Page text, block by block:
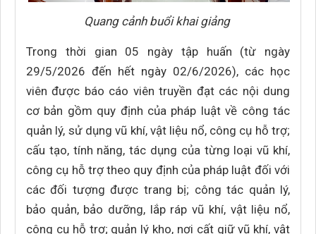
Quang cảnh buổi khai giảng
Trong thời gian 05 ngày tập huấn (từ ngày
29/5/2026 đến hết ngày 02/6/2026), các học
viên được báo cáo viên truyền đạt các nội dung
cơ bản gồm quy định của pháp luật về công tác
quản lý, sử dụng vũ khí, vật liệu nổ, công cụ hỗ trợ;
cấu tạo, tính năng, tác dụng của từng loại vũ khí,
công cụ hỗ trợ theo quy định của pháp luật đối với
các đối tượng được trang bị; công tác quản lý,
bảo quản, bảo dưỡng, lắp ráp vũ khí, vật liệu nổ,
công cụ hỗ trợ; quản lý kho, nơi cất giữ vũ khí, vật